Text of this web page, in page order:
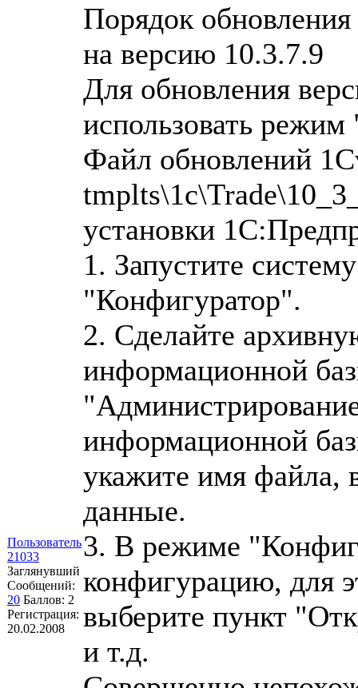
Пользователь
21033
Заглянувший
Сообщений:
20 Баллов: 2
Регистрация:
20.02.2008
Порядок
на версию 10.3.7.9
Для обновления
использовать
Файл обновлений
установки
1. Запустите
"Конфигуратор".
2. Сделайте
информационной
информационной
укажите имя файла,
данные.
3. В режиме
конфигурацию, для
выберите пункт
и т.д.